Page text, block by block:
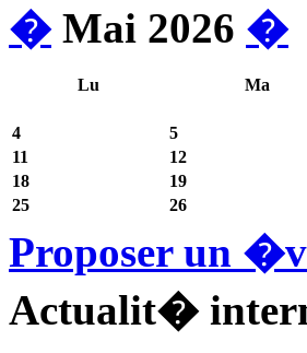
�Mai 2026 �
Lu Ma
4 5
11
12
18
19
25
26
Proposer un
Actualit�